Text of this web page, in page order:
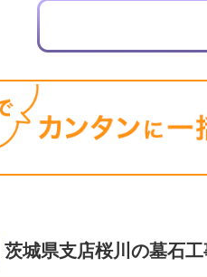
茨城県支店桜川の墓石